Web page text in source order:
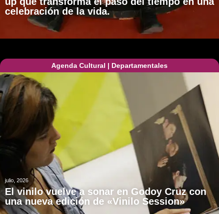
celebración de la vida.
Agenda Cultural | Departamentales
julio, 2026
El vinilo vuelve a sonar en Godoy Cruz con
una nueva edición de «Vinilo Session»